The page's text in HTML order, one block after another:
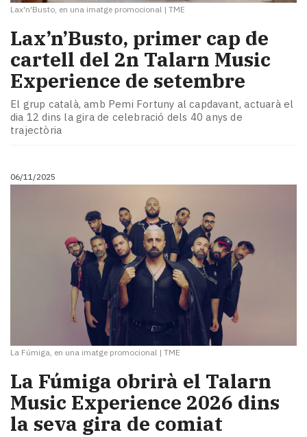
Lax'n'Busto, en una imatge promocional | TME
Lax’n’Busto, primer cap de
cartell del 2n Talarn Music
Experience de setembre
El grup català, amb Pemi Fortuny al capdavant, actuarà el
dia 12 dins la gira de celebració dels 40 anys de
trajectòria
06/11/2025
La Fúmiga, en una imatge promocional | TME
La Fúmiga obrirà el Talarn
Music Experience 2026 dins
la seva gira de comiat